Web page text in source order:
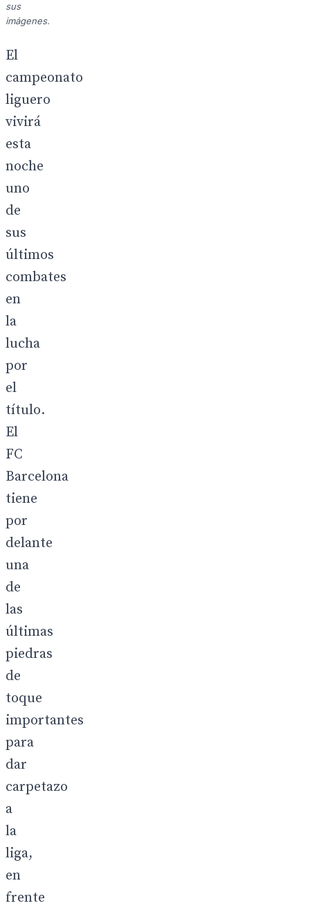
sus
imágenes.
El
campeonato
liguero
vivirá
esta
noche
uno
de
sus
últimos
combates
en
la
lucha
por
el
título.
El
FC
Barcelona
tiene
por
delante
una
de
las
últimas
piedras
de
toque
importantes
para
dar
carpetazo
a
la
liga,
en
frente